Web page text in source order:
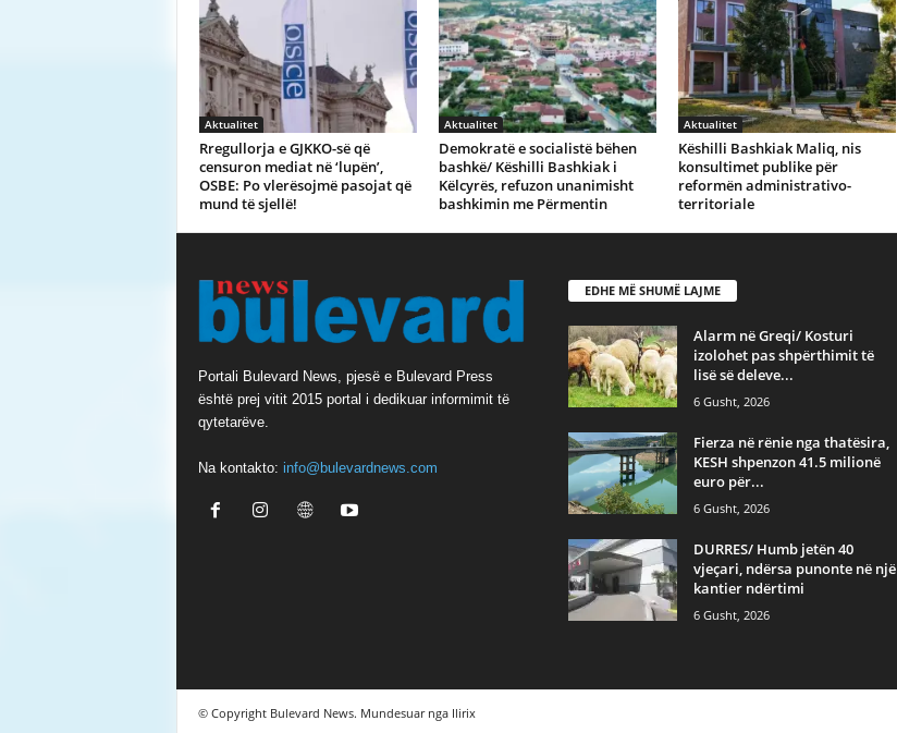
Aktualitet
Rregullorja e GJKKO-së që
censuron mediat në ‘lupën’,
OSBE: Po vlerësojmë pasojat që
mund të sjellë!
Aktualitet
Demokratë e socialistë bëhen
bashkë/ Këshilli Bashkiak i
Këlcyrës, refuzon unanimisht
bashkimin me Përmentin
Aktualitet
Këshilli Bashkiak Maliq, nis
konsultimet publike për
reformën administrativo-
territoriale
Portali Bulevard News, pjesë e Bulevard Press
është prej vitit 2015 portal i dedikuar informimit të
qytetarëve.
Na kontakto: info@bulevardnews.com
EDHE MË SHUMË LAJME
Alarm në Greqi/ Kosturi
izolohet pas shpërthimit të
lisë së deleve...
6 Gusht, 2026
Fierza në rënie nga thatësira,
KESH shpenzon 41.5 milionë
euro për...
6 Gusht, 2026
DURRES/ Humb jetën 40
vjeçari, ndërsa punonte në një
kantier ndërtimi
6 Gusht, 2026
© Copyright Bulevard News. Mundesuar nga Ilirix